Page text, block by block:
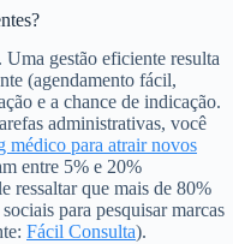
gestão eficiente resulta
(agendamento fácil,
e a chance de indicação.
administrativas, você
médico para atrair novos
entre 5% e 20%
ressaltar que mais de 80%
para pesquisar marcas
Fácil Consulta).